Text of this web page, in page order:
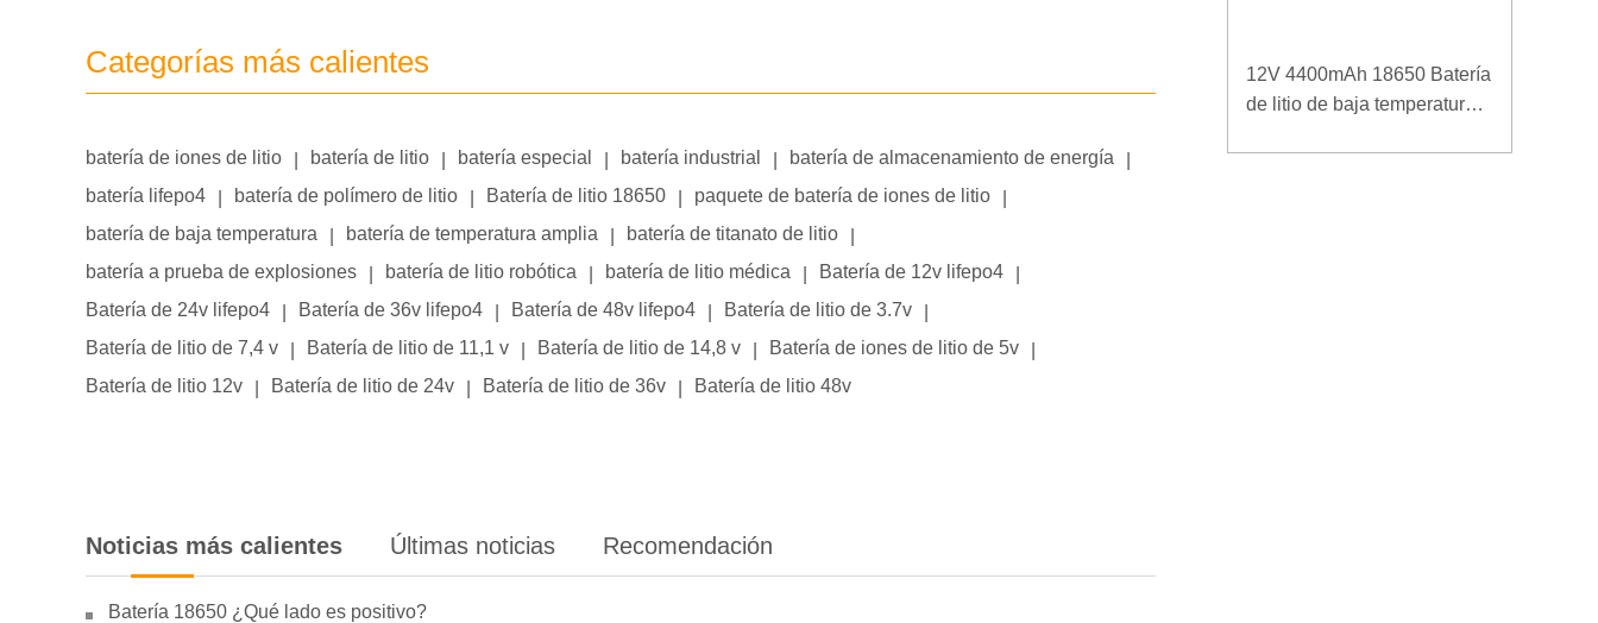
Categorías más calientes
batería de iones de litio batería de litio batería especial batería industrial batería de almacenamiento de energía
batería lifepo4
batería de polímero de litio Batería de litio 18650 paquete de batería de iones de litio
batería de baja temperatura
batería de temperatura amplia batería de titanato de litio
batería a prueba de explosiones
batería de litio robótica batería de litio médica Batería de 12v lifepo4
Batería de 24v lifepo4
Batería de 36v lifepo4 Batería de 48v lifepo4 Batería de litio de 3.7v
Batería de litio de 7,4 v
Batería de litio de 11,1 v Batería de litio de 14,8 v Batería de iones de litio de 5v
Batería de litio 12v
Batería de litio de 24v Batería de litio de 36v Batería de litio 48v
Noticias más calientes Últimas noticias Recomendación
Batería 18650 ¿Qué lado es positivo?
12V 4400mAh 18650 Batería
de litio de baja temperatura